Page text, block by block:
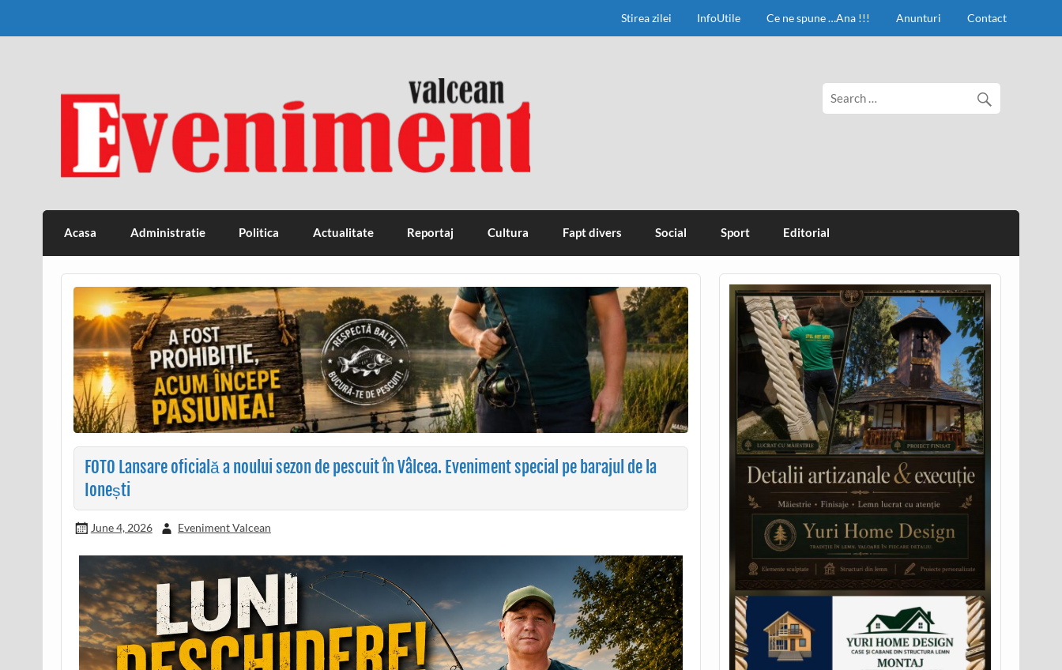
Stirea zilei InfoUtile Ce ne spune …Ana !!! Anunturi Contact
Eveniment Valcean
Acasa Administratie Politica Actualitate Reportaj Cultura Fapt divers Social Sport Editorial
FOTO Lansare oficială a noului sezon de pescuit în Vâlcea. Eveniment special pe barajul de la
Ionești
June 4, 2026 Eveniment Valcean